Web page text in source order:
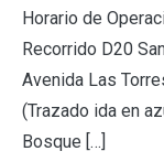
Horario de
Recorrido D20
Avenida Las
(Trazado ida en
Bosque […]